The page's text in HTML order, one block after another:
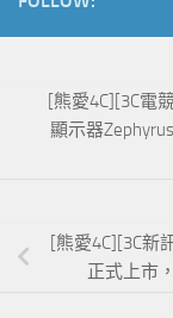
[熊愛4C][3C電
顯示器
[熊愛4C][3C新
正式上市